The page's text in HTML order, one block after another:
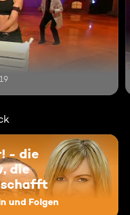
- die
die
schafft
und Folgen